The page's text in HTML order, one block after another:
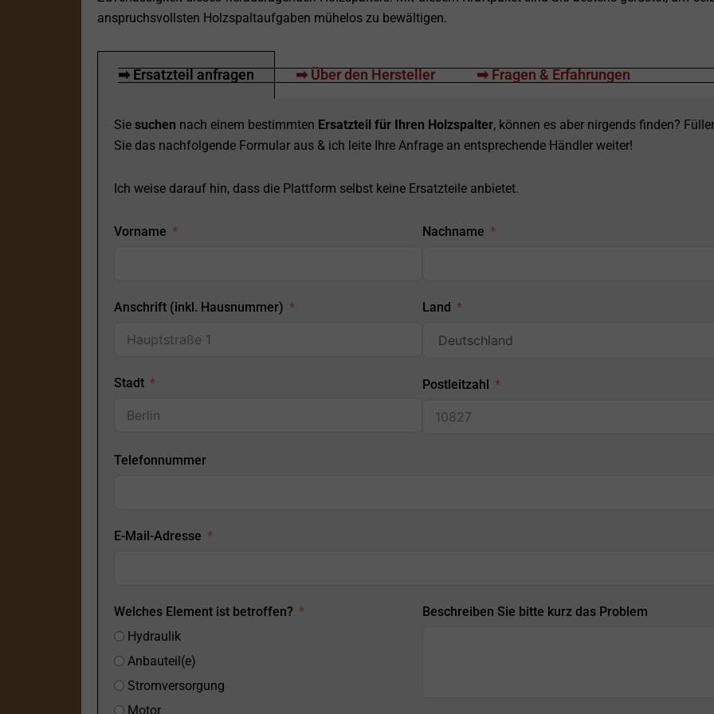
anspruchsvollsten Holzspaltaufgaben mühelos zu bewältigen.
➡ Ersatzteil anfragen ➡ Über den Hersteller ➡ Fragen & Erfahrungen
Sie suchen nach einem bestimmten Ersatzteil für Ihren Holzspalter, können es aber nirgends finden?
Sie das nachfolgende Formular aus & ich leite Ihre Anfrage an entsprechende Händler weiter!
Ich weise darauf hin, dass die Plattform selbst keine Ersatzteile anbietet.
Vorname Nachname
Anschrift (inkl. Hausnummer)
Stadt
Land
Postleitzahl
Telefonnummer
E-Mail-Adresse
Welches Element ist betroffen?
Hydraulik
Anbauteil(e)
Stromversorgung
Motor
Beschreiben Sie bitte kurz das Problem